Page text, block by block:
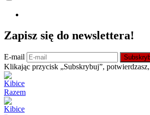
Zapisz się do newslettera!
E-mail
Klikając przycisk „Subskrybuj”, potwierdzasz,